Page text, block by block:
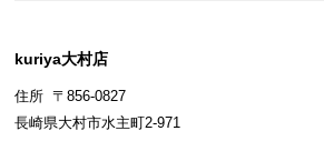
kuriya大村店
住所 〒856-0827
長崎県大村市水主町2-971